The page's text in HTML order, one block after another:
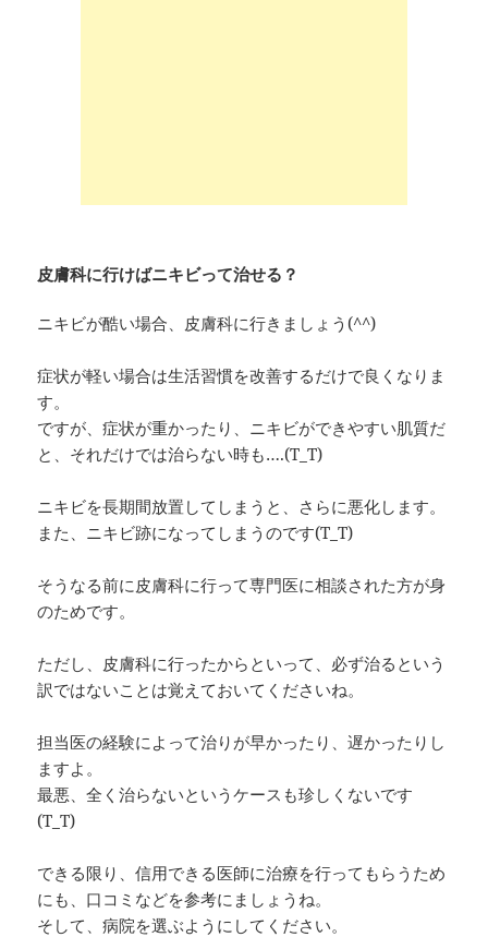
皮膚科に行けばニキビって治せる？
ニキビが酷い場合、皮膚科に行きましょう(^^)
症状が軽い場合は生活習慣を改善するだけで良くなりま
す。
ですが、症状が重かったり、ニキビができやすい肌質だ
と、それだけでは治らない時も….(T_T)
ニキビを長期間放置してしまうと、さらに悪化します。
また、ニキビ跡になってしまうのです(T_T)
そうなる前に皮膚科に行って専門医に相談された方が身
のためです。
ただし、皮膚科に行ったからといって、必ず治るという
訳ではないことは覚えておいてくださいね。
担当医の経験によって治りが早かったり、遅かったりし
ますよ。
最悪、全く治らないというケースも珍しくないです
(T_T)
できる限り、信用できる医師に治療を行ってもらうため
にも、口コミなどを参考にましょうね。
そして、病院を選ぶようにしてください。